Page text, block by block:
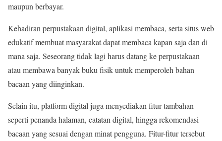
maupun berbayar.
Kehadiran perpustakaan digital, aplikasi membaca, serta situs web
edukatif membuat masyarakat dapat membaca kapan saja dan di
mana saja. Seseorang tidak lagi harus datang ke perpustakaan
atau membawa banyak buku fisik untuk memperoleh bahan
bacaan yang diinginkan.
Selain itu, platform digital juga menyediakan fitur tambahan
seperti penanda halaman, catatan digital, hingga rekomendasi
bacaan yang sesuai dengan minat pengguna. Fitur-fitur tersebut